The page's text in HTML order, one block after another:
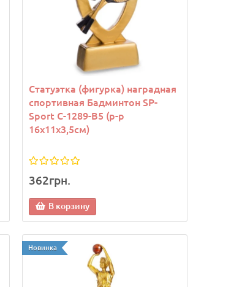
Статуэтка (фигурка) наградная
спортивная Бадминтон SP-
Sport C-1289-B5 (р-р
16х11х3,5см)
362грн.
В корзину
Новинка